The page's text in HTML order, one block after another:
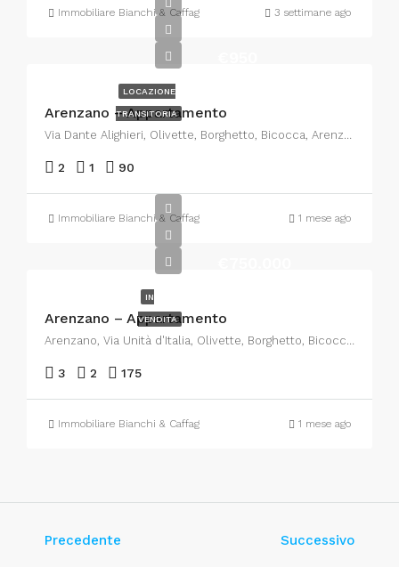
Immobiliare Bianchi & Caffagni 3 settimane ago
LOCAZIONE
TRANSITORIA
Arenzano – Appartamento
Via Dante Alighieri, Olivette, Borghetto, Bicocca, Arenzano, Genova, Liguria, 16011, Italia
2 1 90
Immobiliare Bianchi & Caffagni 1 mese ago
IN
VENDITA
Arenzano – Appartamento
Arenzano, Via Unità d'Italia, Olivette, Borghetto, Bicocca, Arenzano, Genova, Liguria, 16011, Italia
3 2 175
Immobiliare Bianchi & Caffagni 1 mese ago
Precedente Successivo